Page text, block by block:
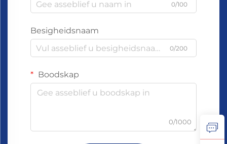
0/100
Besigheidsnaam
0/200
Boodskap
0/1000